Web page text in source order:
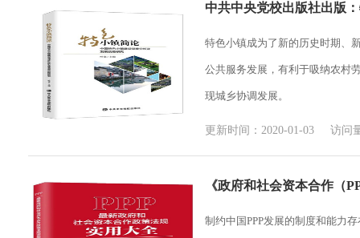
中共中央党校出版社出版
特色小镇成为了新的历史时期、
公共服务发展，有利于吸纳农村
现城乡协调发展。
更新时间：2020-01-03 访问
《政府和社会资本合作（
制约中国PPP发展的制度和能力